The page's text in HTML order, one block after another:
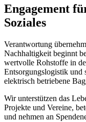
Engagement
Soziales
Verantwortung
Nachhaltigkeit beginnt
wertvolle Rohstoffe in
Entsorgungslogistik und
elektrisch betriebene
Wir unterstützen das
Projekte und Vereine,
und nehmen an